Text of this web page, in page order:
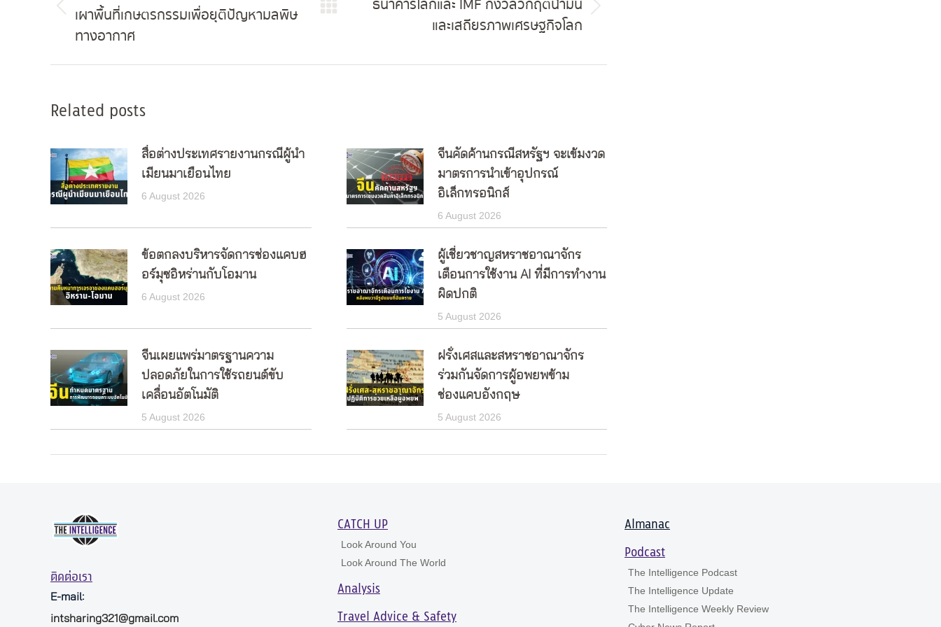
Previous
post:
เผาพื้นที่เกษตรกรรมเพื่อยุติปัญหามลพิษ
ทางอากาศ
ธนาคารโลกและ IMF กังวลวิกฤตน้ำมัน
และเสถียรภาพเศรษฐกิจโลก
Related posts
สื่อต่างประเทศรายงานกรณีผู้นำ
เมียนมาเยือนไทย
6 August 2026
จีนคัดค้านกรณีสหรัฐฯ จะเข้มงวด
มาตรการนำเข้าอุปกรณ์
อิเล็กทรอนิกส์
6 August 2026
ข้อตกลงบริหารจัดการช่องแคบฮ
อร์มุซอิหร่านกับโอมาน
6 August 2026
ผู้เชี่ยวชาญสหราชอาณาจักร
เตือนการใช้งาน AI ที่มีการทำงาน
ผิดปกติ
5 August 2026
จีนเผยแพร่มาตรฐานความ
ปลอดภัยในการใช้รถยนต์ขับ
เคลื่อนอัตโนมัติ
5 August 2026
ฝรั่งเศสและสหราชอาณาจักร
ร่วมกันจัดการผู้อพยพข้าม
ช่องแคบอังกฤษ
5 August 2026
ติดต่อเรา
E-mail:
intsharing321@gmail.com
CATCH UP
Look Around You
Look Around The World
Analysis
Travel Advice & Safety
Almanac
Podcast
The Intelligence Podcast
The Intelligence Update
The Intelligence Weekly Review